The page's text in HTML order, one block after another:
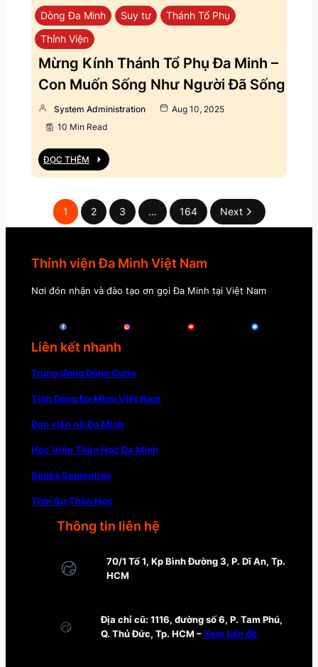
Dòng Đa Minh Suy tư
Thánh Tổ Phụ
Thỉnh Viện
Mừng Kính Thánh Tổ Phụ Đa Minh –
Con Muốn Sống Như Người Đã Sống
System Administration
Aug 10, 2025
10 Min Read
ĐỌC THÊM
1 2 3 … 164 Next
Thỉnh viện Đa Minh Việt Nam
Nơi đón nhận và đào tạo ơn gọi Đa Minh tại Việt Nam
Liên kết nhanh
Trung Ương Dòng Curia
Tỉnh Dòng Đa Minh Việt Nam
Đan viện nữ Đa Minh
Học Viện Thần Học Đa Minh
Sedes Sapientiae
Thời Sự Thần Học
Thông tin liên hệ
70/1 Tổ 1, Kp Bình Đường 3, P. Dĩ An, Tp.
HCM
Địa chỉ cũ: 1116, đường số 6, P. Tam Phú,
Q. Thủ Đức, Tp. HCM –Xem bản đồ